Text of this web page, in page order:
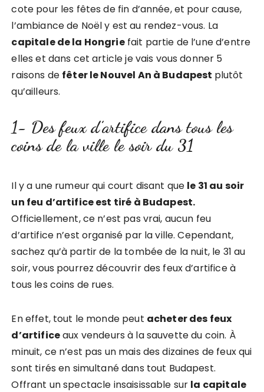
cote pour les fêtes de fin d’année, et pour cause,
l’ambiance de Noël y est au rendez-vous. La
capitale de la Hongriefait partie de l’une d’entre
elles et dans cet article je vais vous donner 5
raisons de fêter le Nouvel An à Budapest plutôt
qu’ailleurs.
1- Des feux d’artifice dans tous les
coins de la ville le soir du 31
Il y a une rumeur qui court disant que le 31 au soir
un feu d’artifice est tiré à Budapest.
Officiellement, ce n’est pas vrai, aucun feu
d’artifice n’est organisé par la ville. Cependant,
sachez qu’à partir de la tombée de la nuit, le 31 au
soir, vous pourrez découvrir des feux d’artifice à
tous les coins de rues.
En effet, tout le monde peut acheter des feux
d’artificeaux vendeurs à la sauvette du coin. À
minuit, ce n’est pas un mais des dizaines de feux qui
sont tirés en simultané dans tout Budapest.
Offrant un spectacle insaisissable sur la capitale